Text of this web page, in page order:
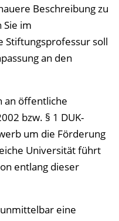
Beschreibung zu
im
Stiftungsprofessur soll
an den
an öffentliche
bzw. § 1 DUK-
um die Förderung
Universität führt
entlang dieser
eine